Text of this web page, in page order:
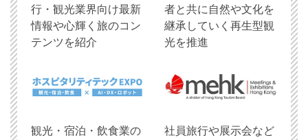
行・観光業界向け最新
情報や心輝く旅のコン
テンツを紹介
者と共に自然や文化を
継承していく再生型観
光を推進
観光・宿泊・飲食業の
社員旅行や展示会など